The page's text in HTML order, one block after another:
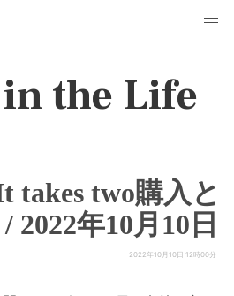
the Life
takes two購入と
2022年10月10日
2022年10月10日 12時00分